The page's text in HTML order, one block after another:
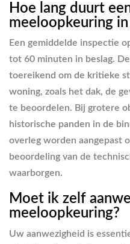
Hoe lang duurt
meeloopkeuring in
Een gemiddelde inspectie
tot 60 minuten in beslag.
toereikend om de kritieke
woning, zoals het dak, de
te beoordelen. Bij grotere
historische panden in de
overleg worden aangepast
beoordeling van de
waarborgen.
Moet ik zelf
meeloopkeuring?
Uw aanwezigheid is